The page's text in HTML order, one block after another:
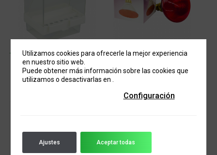
TOLVA COMEDERO PÁJAROS BOMBILLA INFRARROJO 100W BC
Utilizamos cookies para ofrecerle la mejor experiencia
en nuestro sitio web.
Puede obtener más información sobre las cookies que
utilizamos o desactivarlas en
Configuración
Aceptar todas
Ajustes